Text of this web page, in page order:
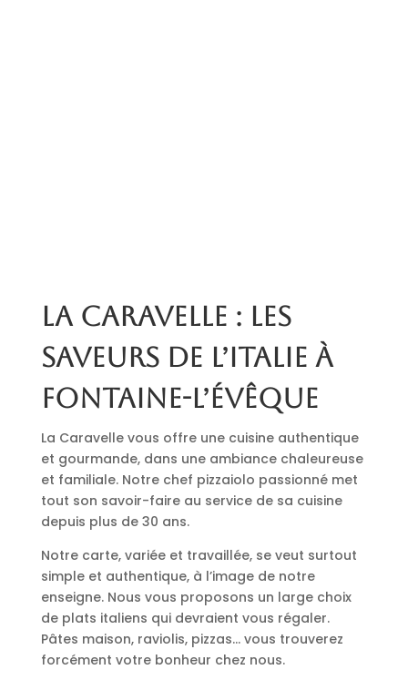
La Caravelle : les
saveurs de l’Italie à
Fontaine-l’Évêque
La Caravelle vous offre une cuisine authentique
et gourmande, dans une ambiance chaleureuse
et familiale. Notre chef pizzaiolo passionné met
tout son savoir-faire au service de sa cuisine
depuis plus de 30 ans.
Notre carte, variée et travaillée, se veut surtout
simple et authentique, à l’image de notre
enseigne. Nous vous proposons un large choix
de plats italiens qui devraient vous régaler.
Pâtes maison, raviolis, pizzas… vous trouverez
forcément votre bonheur chez nous.